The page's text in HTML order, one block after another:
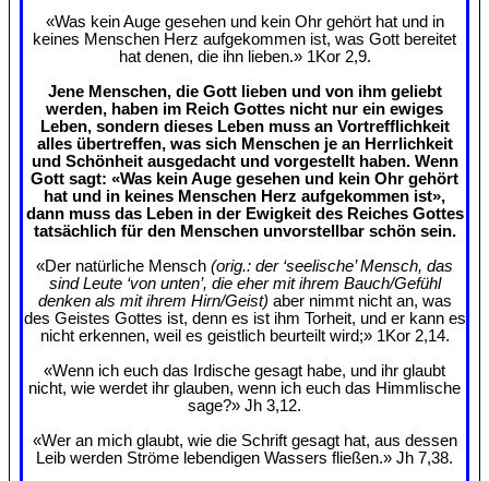
«Was kein Auge gesehen und kein Ohr gehört hat und in
keines Menschen Herz aufgekommen ist, was Gott bereitet
hat denen, die ihn lieben.» 1Kor 2,9.
Jene Menschen, die Gott lieben und von ihm geliebt
werden, haben im Reich Gottes nicht nur ein ewiges
Leben, sondern dieses Leben muss an Vortrefflichkeit
alles übertreffen, was sich Menschen je an Herrlichkeit
und Schönheit ausgedacht und vorgestellt haben. Wenn
Gott sagt: «Was kein Auge gesehen und kein Ohr gehört
hat und in keines Menschen Herz aufgekommen ist»,
dann muss das Leben in der Ewigkeit des Reiches Gottes
tatsächlich für den Menschen unvorstellbar schön sein.
«Der natürliche Mensch (orig.: der ‘seelische’ Mensch, das
sind Leute ‘von unten’, die eher mit ihrem Bauch/Gefühl
denken als mit ihrem Hirn/Geist) aber nimmt nicht an, was
des Geistes Gottes ist, denn es ist ihm Torheit, und er kann es
nicht erkennen, weil es geistlich beurteilt wird;» 1Kor 2,14.
«Wenn ich euch das Irdische gesagt habe, und ihr glaubt
nicht, wie werdet ihr glauben, wenn ich euch das Himmlische
sage?» Jh 3,12.
«Wer an mich glaubt, wie die Schrift gesagt hat, aus dessen
Leib werden Ströme lebendigen Wassers fließen.» Jh 7,38.